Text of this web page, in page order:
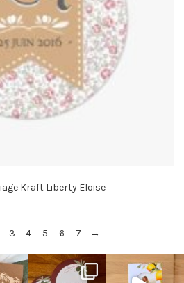
Kraft Liberty Eloise
3 4 5 6 7 →